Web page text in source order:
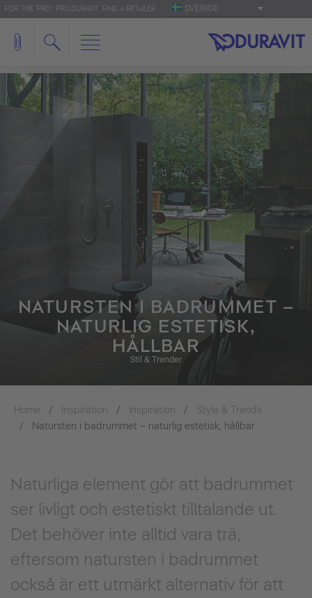
FOR THE 'PRO': PRO.DURAVIT FIND A RETAILER SVERIGE
NATURSTEN I BADRUMMET –
NATURLIG ESTETISK,
HÅLLBAR
Stil & Trender
Home Inspiration Inspiration
Style & Trends
Natursten i badrummet – naturlig estetisk, hållbar
Naturliga element gör att badrummet
ser livligt och estetiskt tilltalande ut.
Det behöver inte alltid vara trä,
eftersom natursten i badrummet
också är ett utmärkt alternativ för att